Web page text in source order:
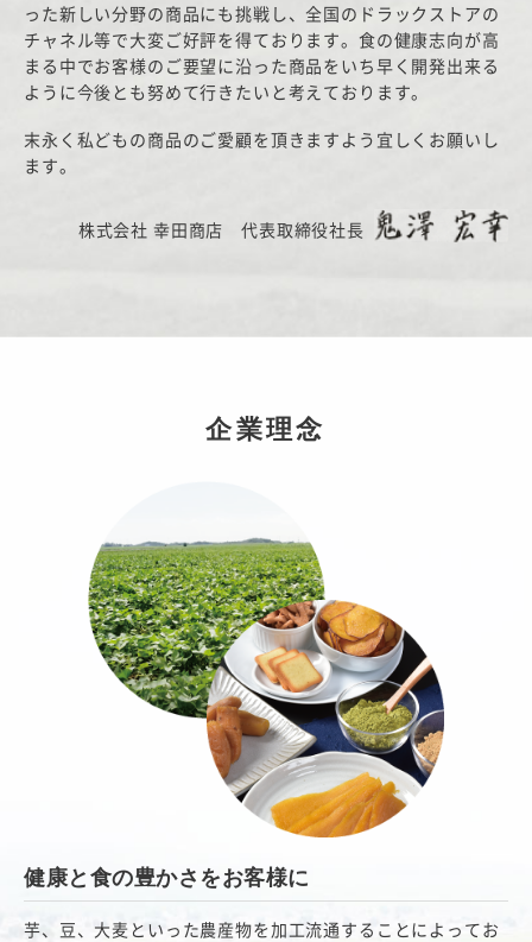
った新しい分野の商品にも挑戦し、全国のドラックストアの
チャネル等で大変ご好評を得ております。食の健康志向が高
まる中でお客様のご要望に沿った商品をいち早く開発出来る
ように今後とも努めて行きたいと考えております。
末永く私どもの商品のご愛顧を頂きますよう宜しくお願いし
ます。
株式会社 幸田商店 代表取締役社長
企業理念
健康と食の豊かさをお客様に
芋、豆、大麦といった農産物を加工流通することによってお